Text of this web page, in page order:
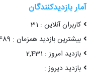
آمار بازدیدکنندگان
کاربران آنلاین : 31
بیشترین بازدید همزمان : 1489
بازدید امروز : 2,431
بازدید دیروز :